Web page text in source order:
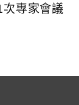
專家會議